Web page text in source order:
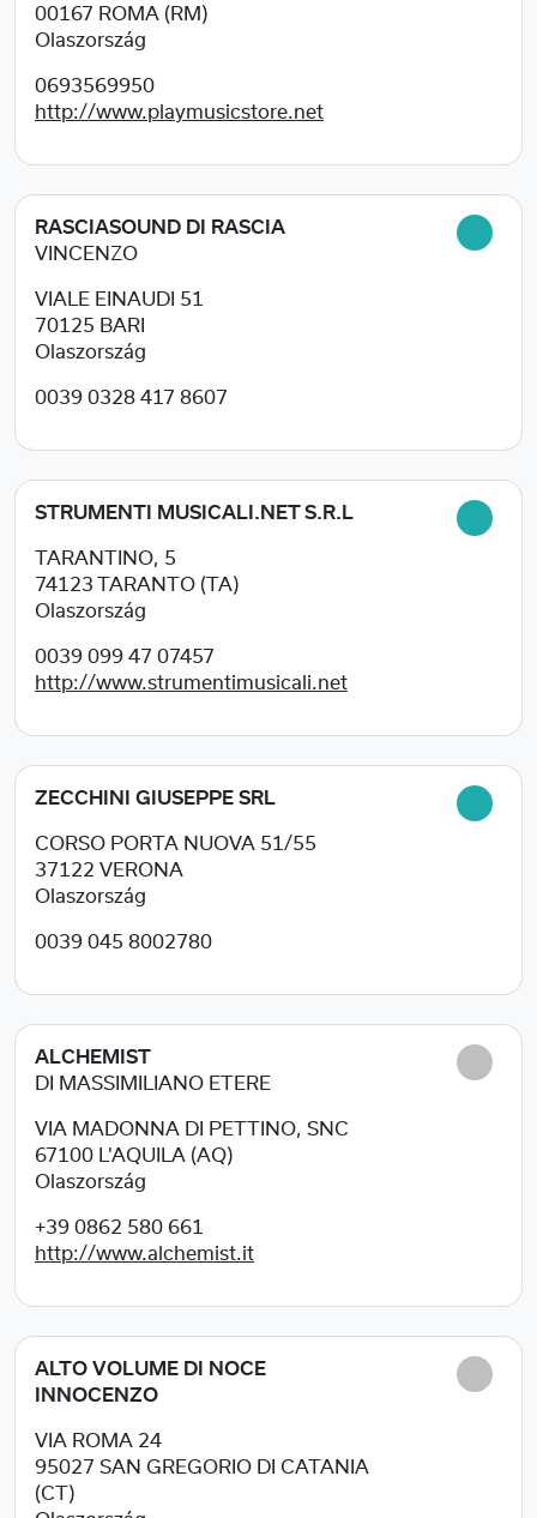
00167 ROMA (RM)
Olaszország
0693569950
http://www.playmusicstore.net
RASCIASOUND DI RASCIA
VINCENZO
VIALE EINAUDI 51
70125 BARI
Olaszország
0039 0328 417 8607
STRUMENTI MUSICALI.NET S.R.L
TARANTINO, 5
74123
TARANTO (TA)
Olaszország
0039 099 47 07457
http://www.strumentimusicali.net
ZECCHINI GIUSEPPE SRL
CORSO PORTA NUOVA 51/55
37122 VERONA
Olaszország
0039 045 8002780
ALCHEMIST
DI MASSIMILIANO ETERE
VIA MADONNA DI PETTINO, SNC
67100
L'AQUILA (AQ)
Olaszország
+39 0862 580 661
http://www.alchemist.it
ALTO VOLUME DI NOCE
INNOCENZO
VIA ROMA 24
95027 SAN GREGORIO DI CATANIA
(CT)